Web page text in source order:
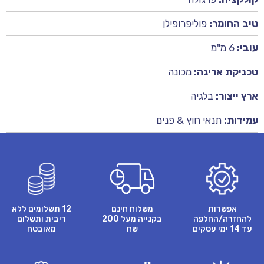
טיב החומר: פוליפרופילן
עובי: 6 מ"מ
טכניקת אריגה: מכונה
ארץ ייצור: בלגיה
עמידות: תנאי חוץ & פנים
אפשרות
להחזרה/החלפה
עד 14 ימי עסקים
משלוח חינם
בקנייה מעל 200
שח
12 תשלומים ללא
ריבית ותשלום
מאובטח